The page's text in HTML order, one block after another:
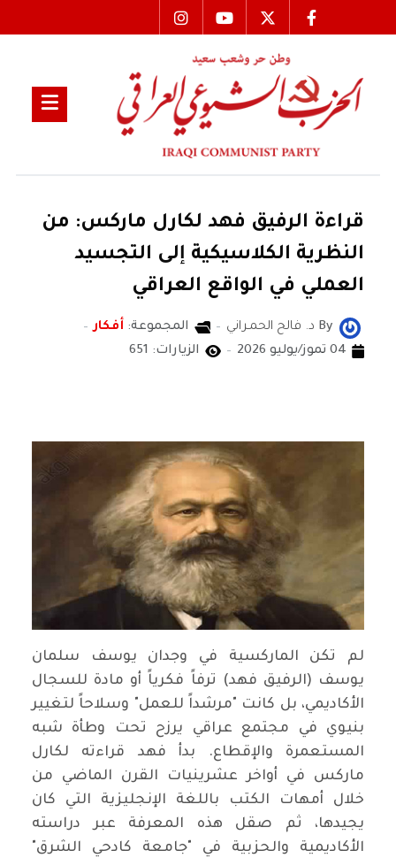
قراءة الرفيق فهد لكارل ماركس: من
النظرية الكلاسيكية إلى التجسيد
العملي في الواقع العراقي
By د. فالح الحمـراني المجموعة: أفكار
04 تموز/يوليو 2026
الزيارات: 651
لم تكن الماركسية في وجدان يوسف سلمان
يوسف (الرفيق فهد) ترفاً فكرياً أو مادة للسجال
الأكاديمي، بل كانت "مرشداً للعمل" وسلاحاً لتغيير
بنيوي في مجتمع عراقي يرزح تحت وطأة شبه
المستعمرة والإقطاع. بدأ فهد قراءته لكارل
ماركس في أواخر عشرينيات القرن الماضي من
خلال أمهات الكتب باللغة الإنجليزية التي كان
يجيدها، ثم صقل هذه المعرفة عبر دراسته
الأكاديمية والحزبية في "جامعة كادحي الشرق"